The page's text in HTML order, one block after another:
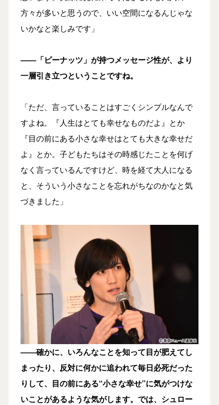
方々が多いと思うので、いい空間になるんじゃな
いかなと楽しみです」
――「ピーナッツ」が持つメッセージ性が、より
一層引き立つということですね。
「ただ、言っていることはすごくシンプルなんで
すよね。『人生はとても幸せなものだよ』とか
『目の前にある小さな幸せはとても大きな幸せだ
よ』とか。子どもたちはその時感じたことを何げ
なく言っているんですけど、時を経て大人になる
と、そういう小さなことを忘れがちなのかなと気
づきました」
――確かに、いろんなことを知って目が肥えてし
まったり、反対に何かに追われて毎日必死だった
りして、目の前にある“小さな幸せ”に気がつけな
いことがあるような気がします。では、シュロー